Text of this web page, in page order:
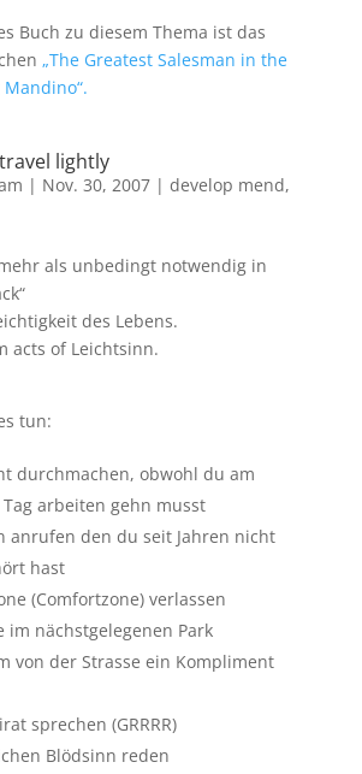
Buch zu diesem Thema ist das
„The Greatest Salesman in the
Mandino“.
lightly
| Nov. 30, 2007| develop mend,
als unbedingt notwendig in
des Lebens.
acts of Leichtsinn.
tun:
durchmachen, obwohl du am
arbeiten gehn musst
anrufen den du seit Jahren nicht
hast
(Comfortzone) verlassen
im nächstgelegenen Park
von der Strasse ein Kompliment
sprechen (GRRRR)
Blödsinn reden